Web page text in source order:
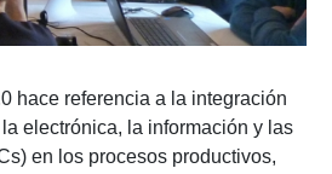
hace referencia a la integración
electrónica, la información y las
en los procesos productivos,